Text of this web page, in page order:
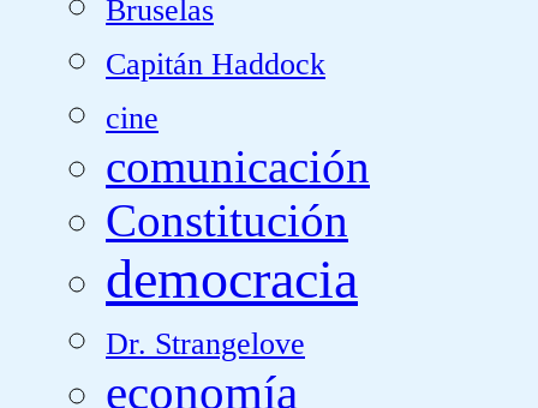
Bruselas
Capitán Haddock
cine
comunicación
Constitución
democracia
Dr. Strangelove
economía